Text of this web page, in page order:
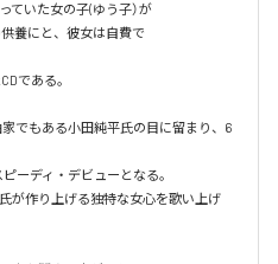
ていた女の子(ゆう子）が
養にと、彼女は自費で
である。
でもある小田純平氏の目に留まり、6
ーディ・デビューとなる。
が作り上げる独特な女心を歌い上げ